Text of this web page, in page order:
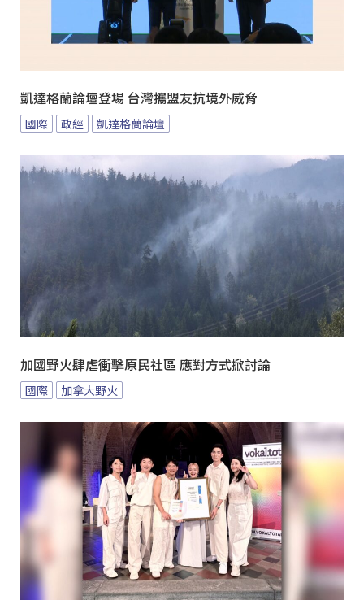
凱達格蘭論壇登場 台灣攜盟友抗境外威脅
國際 政經 凱達格蘭論壇
加國野火肆虐衝擊原民社區 應對方式掀討論
國際 加拿大野火